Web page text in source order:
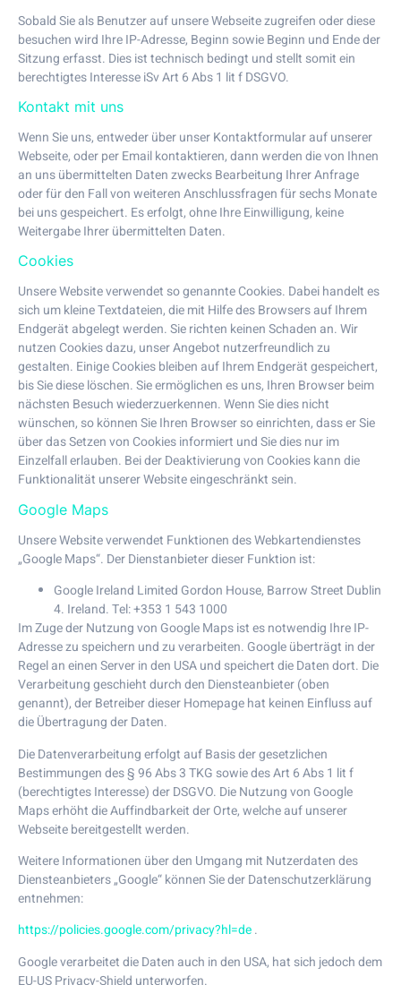
Sobald Sie als Benutzer auf unsere Webseite zugreifen oder diese
besuchen wird Ihre IP-Adresse, Beginn sowie Beginn und Ende der
Sitzung erfasst. Dies ist technisch bedingt und stellt somit ein
berechtigtes Interesse iSv Art 6 Abs 1 lit f DSGVO.
Kontakt mit uns
Wenn Sie uns, entweder über unser Kontaktformular auf unserer
Webseite, oder per Email kontaktieren, dann werden die von Ihnen
an uns übermittelten Daten zwecks Bearbeitung Ihrer Anfrage
oder für den Fall von weiteren Anschlussfragen für sechs Monate
bei uns gespeichert. Es erfolgt, ohne Ihre Einwilligung, keine
Weitergabe Ihrer übermittelten Daten.
Cookies
Unsere Website verwendet so genannte Cookies. Dabei handelt es
sich um kleine Textdateien, die mit Hilfe des Browsers auf Ihrem
Endgerät abgelegt werden. Sie richten keinen Schaden an. Wir
nutzen Cookies dazu, unser Angebot nutzerfreundlich zu
gestalten. Einige Cookies bleiben auf Ihrem Endgerät gespeichert,
bis Sie diese löschen. Sie ermöglichen es uns, Ihren Browser beim
nächsten Besuch wiederzuerkennen. Wenn Sie dies nicht
wünschen, so können Sie Ihren Browser so einrichten, dass er Sie
über das Setzen von Cookies informiert und Sie dies nur im
Einzelfall erlauben. Bei der Deaktivierung von Cookies kann die
Funktionalität unserer Website eingeschränkt sein.
Google Maps
Unsere Website verwendet Funktionen des Webkartendienstes
„Google Maps“. Der Dienstanbieter dieser Funktion ist:
Google Ireland Limited Gordon House, Barrow Street Dublin
4. Ireland. Tel: +353 1 543 1000
Im Zuge der Nutzung von Google Maps ist es notwendig Ihre IP-
Adresse zu speichern und zu verarbeiten. Google überträgt in der
Regel an einen Server in den USA und speichert die Daten dort. Die
Verarbeitung geschieht durch den Diensteanbieter (oben
genannt), der Betreiber dieser Homepage hat keinen Einfluss auf
die Übertragung der Daten.
Die Datenverarbeitung erfolgt auf Basis der gesetzlichen
Bestimmungen des § 96 Abs 3 TKG sowie des Art 6 Abs 1 lit f
(berechtigtes Interesse) der DSGVO. Die Nutzung von Google
Maps erhöht die Auffindbarkeit der Orte, welche auf unserer
Webseite bereitgestellt werden.
Weitere Informationen über den Umgang mit Nutzerdaten des
Diensteanbieters „Google“ können Sie der Datenschutzerklärung
entnehmen:
https://policies.google.com/privacy?hl=de.
Google verarbeitet die Daten auch in den USA, hat sich jedoch dem
EU-US Privacy-Shield unterworfen.